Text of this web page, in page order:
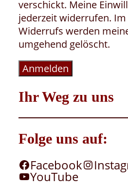
verschickt. Meine
jederzeit widerrufen. Im
Widerrufs werden
umgehend gelöscht.
Anmelden
Ihr Weg zu uns
Folge uns auf:
Facebook
YouTube